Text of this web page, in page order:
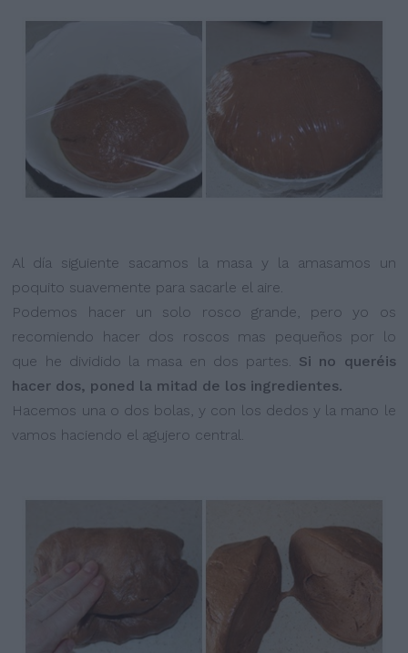
Al día siguiente sacamos la masa y la amasamos un
poquito suavemente para sacarle el aire.
Podemos hacer un solo rosco grande, pero yo os
recomiendo hacer dos roscos mas pequeños por lo
que he dividido la masa en dos partes. Si no queréis
hacer dos, poned la mitad de los ingredientes.
Hacemos una o dos bolas, y con los dedos y la mano le
vamos haciendo el agujero central.